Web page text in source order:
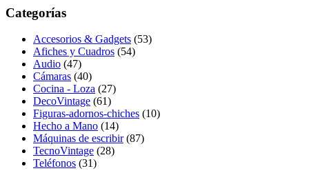
Categorías
Accesorios & Gadgets (53)
Afiches y Cuadros (54)
Audio (47)
Cámaras (40)
Cocina - Loza (27)
DecoVintage (61)
Figuras-adornos-chiches (10)
Hecho a Mano (14)
Máquinas de escribir (87)
TecnoVintage (28)
Teléfonos (31)